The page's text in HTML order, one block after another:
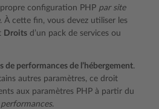
configuration PHP par site
. À cette fin, vous devez utiliser les
Droits d’un pack de services ou
de performances de l’hébergement.
autres paramètres, ce droit
aux paramètres PHP à partir du
.